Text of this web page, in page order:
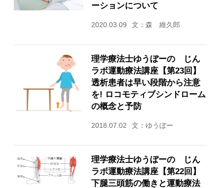
ーションについて
2020.03.09 文：森 維久郎
理学療法士ゆうぼーの じん
ラボ運動療法講座【第23回】
透析患者は早い段階から注意
を! ロコモティブシンドローム
の概念と予防
2018.07.02 文：ゆうぼー
理学療法士ゆうぼーの じん
ラボ運動療法講座【第22回】
下腿三頭筋の働きと運動療法